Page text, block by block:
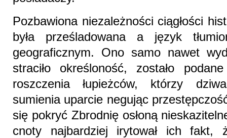
Pozbawiona niezależności ciągłości
była prześladowana a język
geograficznym. Ono samo nawet
straciło określoność, zostało
roszczenia łupieżców, którzy
sumienia uparcie negując
się pokryć Zbrodnię osłoną
cnoty najbardziej irytował ich fakt,